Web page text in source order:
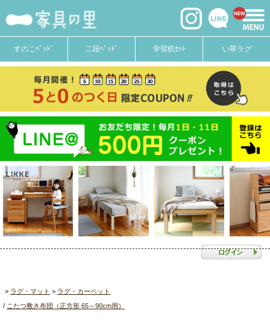
すのこﾍﾞｯﾄﾞ 二段ﾍﾞｯﾄﾞ 学習机ｾｯﾄ い草ラグ
ラグ・マット
ラグ・カーペット
こたつ敷き布団（正方形 65～90cm用）